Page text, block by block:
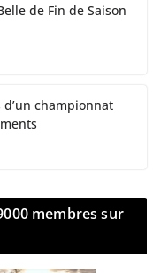
de Fin de Saison
d’un championnat
membres sur